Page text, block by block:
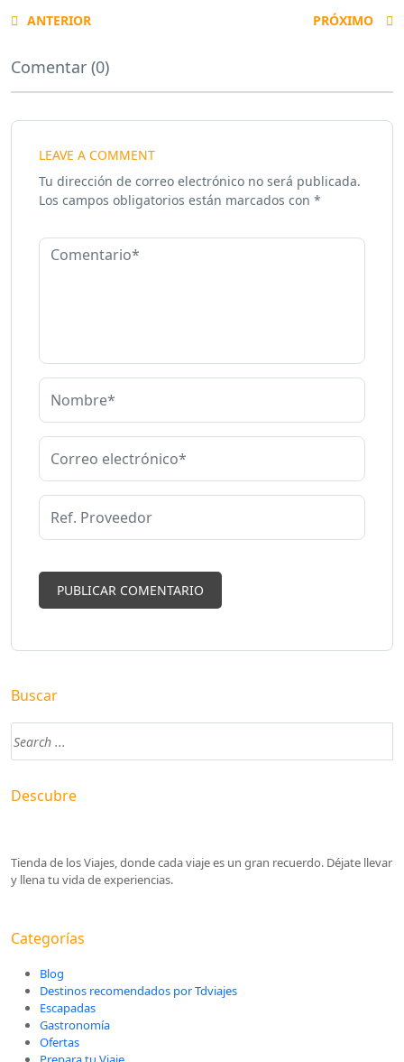
ANTERIOR PRÓXIMO
Comentar (0)
LEAVE A COMMENT
Tu dirección de correo electrónico no será publicada.
Los campos obligatorios están marcados con *
Buscar
Descubre
Tienda de los Viajes, donde cada viaje es un gran recuerdo. Déjate llevar
y llena tu vida de experiencias.
Categorías
Blog
Destinos recomendados por Tdviajes
Escapadas
Gastronomía
Ofertas